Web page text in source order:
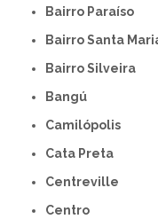
Bairro Paraíso
Bairro Santa
Bairro Silveira
Bangú
Camilópolis
Cata Preta
Centreville
Centro